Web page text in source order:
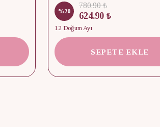
%20
780.90 ₺
624.90 ₺
12 Doğum Ayı
SEPETE EKLE